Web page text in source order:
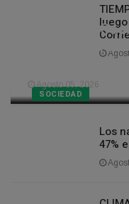
SOCIEDAD
La Quiniela
historia con
Los
47%